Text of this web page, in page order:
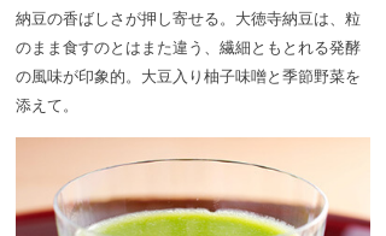
納豆の香ばしさが押し寄せる。大徳寺納豆は、粒
のまま食すのとはまた違う、繊細ともとれる発酵
の風味が印象的。大豆入り柚子味噌と季節野菜を
添えて。